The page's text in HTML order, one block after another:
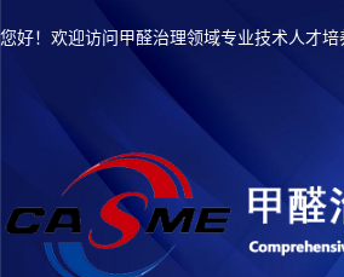
您好！欢迎访问甲醛治理领域专业技术人才